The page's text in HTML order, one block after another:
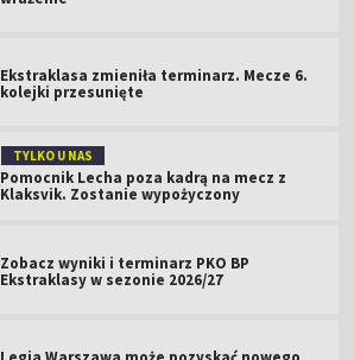
Ekstraklasy w sezonie 2026/27
Legia Warszawa może pozyskać nowego
napastnika. Był w kadrze na mundial!
TVP? Sprawdź terminarz
Czarnogóry